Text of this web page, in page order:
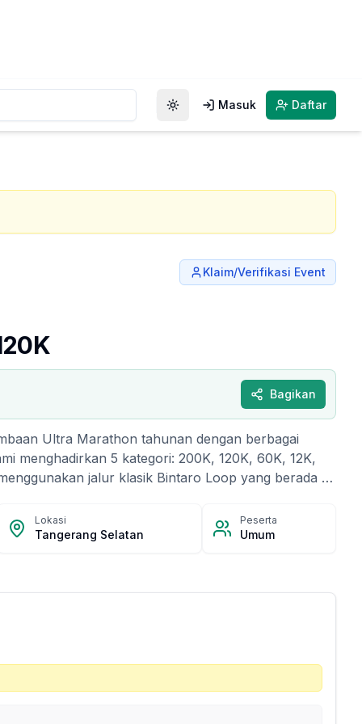
Toggle theme
Masuk Daftar
Klaim/Verifikasi Event
Bagikan
Ultra Marathon tahunan dengan berbagai
menghadirkan 5 kategori: 200K, 120K, 60K, 12K,
jalur klasik Bintaro Loop yang berada di
panjang sekitar 12KM. Binloop sudah dikenal
bagi pelari dan pesepeda karena rutenya nyaman
Lokasi
Tangerang Selatan
Peserta
Umum